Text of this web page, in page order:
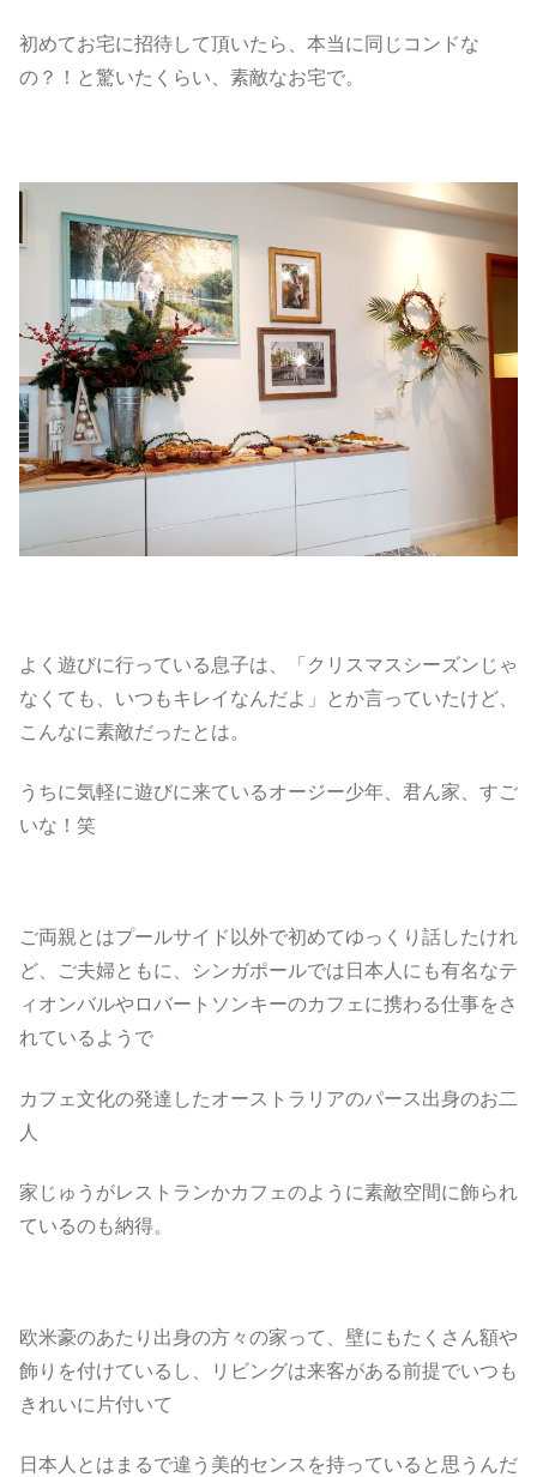
初めてお宅に招待して頂いたら、本当に同じコンドな
の？！と驚いたくらい、素敵なお宅で。
よく遊びに行っている息子は、「クリスマスシーズンじゃ
なくても、いつもキレイなんだよ」とか言っていたけど、
こんなに素敵だったとは。
うちに気軽に遊びに来ているオージー少年、君ん家、すご
いな！笑
ご両親とはプールサイド以外で初めてゆっくり話したけれ
ど、ご夫婦ともに、シンガポールでは日本人にも有名なテ
ィオンバルやロバートソンキーのカフェに携わる仕事をさ
れているようで
カフェ文化の発達したオーストラリアのパース出身のお二
人
家じゅうがレストランかカフェのように素敵空間に飾られ
ているのも納得。
欧米豪のあたり出身の方々の家って、壁にもたくさん額や
飾りを付けているし、リビングは来客がある前提でいつも
きれいに片付いて
日本人とはまるで違う美的センスを持っていると思うんだ